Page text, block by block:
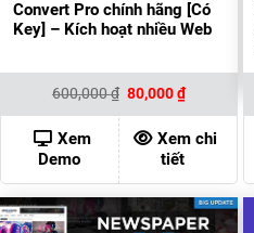
Convert Pro chính hãng [Có
Key] – Kích hoạt nhiều Web
600,000₫ Giá
gốc
là:
600,000 ₫.
80,000₫Giá
hiện
tại
là:
80,000 ₫.
Xem
Demo
Xem chi
tiết